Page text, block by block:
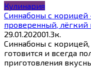
Кулинария
Синнабоны с корицей
проверенный, лёгкий
29.01.202001.3к.
Синнабоны с
готовится и всегда
приготовления